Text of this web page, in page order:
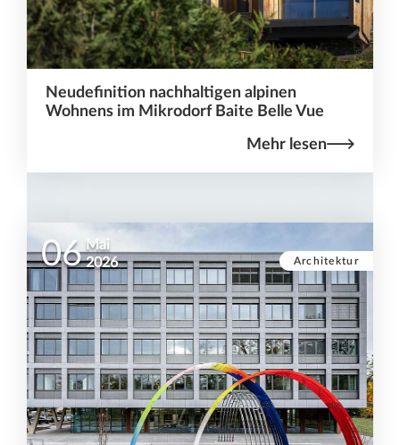
Neudefinition nachhaltigen alpinen
Wohnens im Mikrodorf Baite Belle Vue
Mehr lesen
Architektur
06 Mai
2026